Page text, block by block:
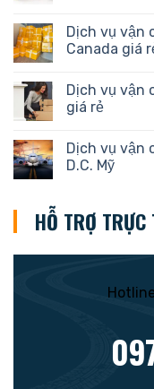
Dịch vụ vận
Canada giá
Dịch vụ vận
giá rẻ
Dịch vụ vận
D.C. Mỹ
HỖ TRỢ TRỰC